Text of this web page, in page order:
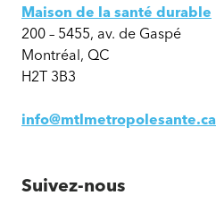
Maison de la santé durable
200 – 5455, av. de Gaspé
Montréal, QC
H2T 3B3
info@mtlmetropolesante.ca
Suivez-nous